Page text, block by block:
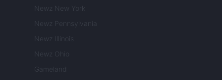
Newz New York
Newz Pennsylvania
Newz Illinois
Newz Ohio
Gameland